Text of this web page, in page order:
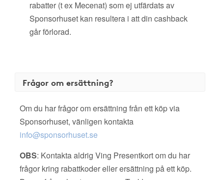
rabatter (t ex Mecenat) som ej utfärdats av
Sponsorhuset kan resultera i att din cashback
går förlorad.
Frågor om ersättning?
Om du har frågor om ersättning från ett köp via
Sponsorhuset, vänligen kontakta
info@sponsorhuset.se
OBS: Kontakta aldrig Ving Presentkort om du har
frågor kring rabattkoder eller ersättning på ett köp.